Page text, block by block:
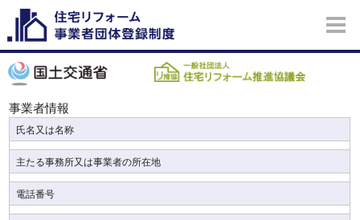
事業者情報
氏名又は名称
主たる事務所又は事業者の所在地
電話番号